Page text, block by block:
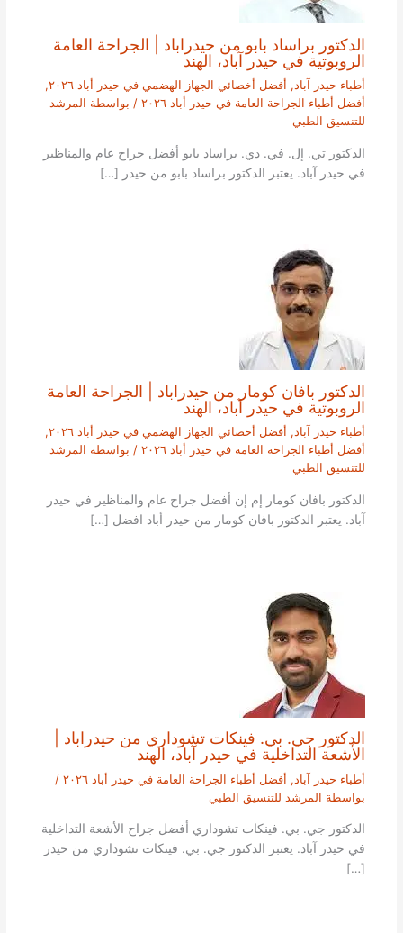
الدكتور براساد بابو من حيدراباد | الجراحة العامة
الروبوتية في حيدر آباد، الهند
أطباء حيدر آباد , أفضل أخصائي الجهاز الهضمي في حيدر أباد ٢٠٢٦
,
أفضل أطباء الجراحة العامة في حيدر أباد ٢٠٢٦
/ بواسطة المرشد
للتنسيق الطبي
الدكتور تي. إل. في. دي. براساد بابو أفضل جراح عام والمناظير
في حيدر آباد. يعتبر الدكتور براساد بابو من حيدر […]
الدكتور بافان كومار من حيدراباد | الجراحة العامة
الروبوتية في حيدر آباد، الهند
أطباء حيدر آباد, أفضل أخصائي الجهاز الهضمي في حيدر أباد ٢٠٢٦
,
أفضل أطباء الجراحة العامة في حيدر أباد ٢٠٢٦
/ بواسطة المرشد
للتنسيق الطبي
الدكتور بافان كومار إم إن أفضل جراح عام والمناظير في حيدر
آباد. يعتبر الدكتور بافان كومار من حيدر أباد افضل […]
الدكتور جي. بي. فينكات تشوداري من حيدراباد |
الأشعة التداخلية في حيدر آباد، الهند
أطباء حيدر آباد , أفضل أطباء الجراحة العامة في حيدر أباد ٢٠٢٦
/
بواسطة المرشد للتنسيق الطبي
الدكتور جي. بي. فينكات تشوداري أفضل جراح الأشعة التداخلية
في حيدر آباد. يعتبر الدكتور جي. بي. فينكات تشوداري من حيدر
[…]